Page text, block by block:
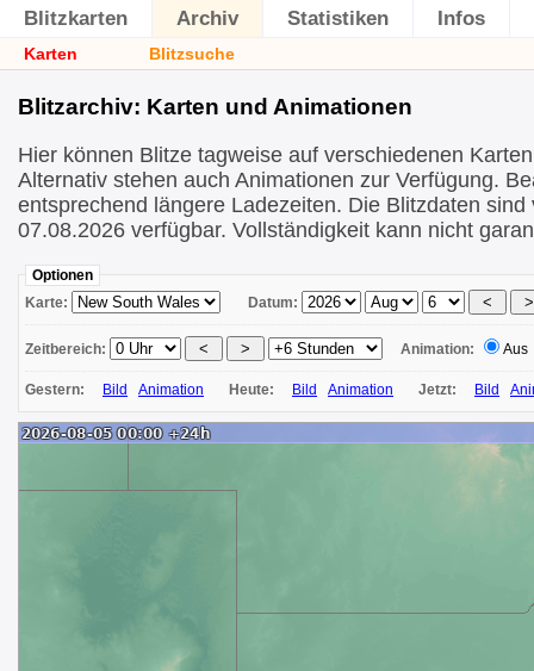
Blitzkarten Archiv Statistiken Infos
Karten Blitzsuche
Blitzarchiv: Karten und Animationen
Hier können Blitze tagweise auf verschiedenen
Alternativ stehen auch Animationen zur Verfügung.
entsprechend längere Ladezeiten. Die Blitzdaten sind
07.08.2026 verfügbar. Vollständigkeit kann nicht
Optionen
Karte:
Datum:
Zeitbereich: Animation: Aus
Gestern: Bild Animation Heute: Bild Animation Jetzt: Bild